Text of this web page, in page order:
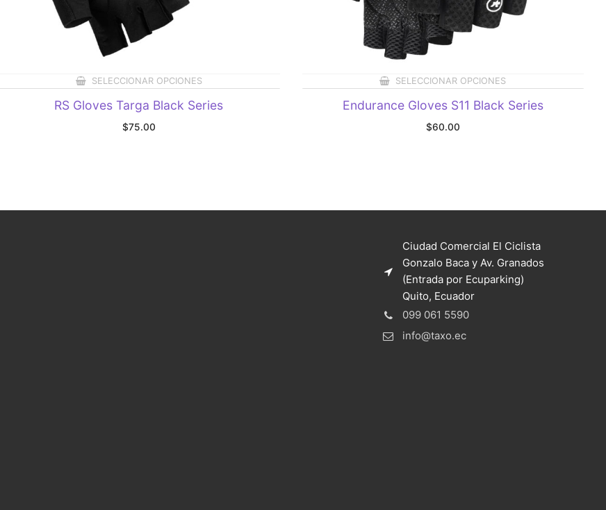
SELECCIONAR OPCIONES
RS Gloves Targa Black Series
$75.00
SELECCIONAR OPCIONES
Endurance Gloves S11 Black Series
$60.00
Ciudad Comercial El Ciclista
Gonzalo Baca y Av. Granados
(Entrada por Ecuparking)
Quito, Ecuador
099 061 5590
info@taxo.ec